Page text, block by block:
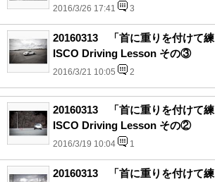
2016/3/26 17:41 3
20160313 「首に重りを付けて
ISCO Driving Lesson その③
2016/3/21 10:05 2
20160313 「首に重りを付けて
ISCO Driving Lesson その②
2016/3/19 10:04 1
20160313 「首に重りを付けて